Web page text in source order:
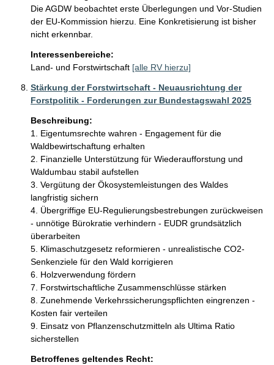
Die AGDW beobachtet erste Überlegungen und Vor-Studien
der EU-Kommission hierzu. Eine Konkretisierung ist bisher
nicht erkennbar.
Interessenbereiche:
Land- und Forstwirtschaft [alle RV hierzu]
Stärkung der Forstwirtschaft - Neuausrichtung der
Forstpolitik - Forderungen zur Bundestagswahl 2025
Beschreibung:
1. Eigentumsrechte wahren - Engagement für die
Waldbewirtschaftung erhalten
2. Finanzielle Unterstützung für Wiederaufforstung und
Waldumbau stabil aufstellen
3. Vergütung der Ökosystemleistungen des Waldes
langfristig sichern
4. Übergriffige EU-Regulierungsbestrebungen zurückweisen
- unnötige Bürokratie verhindern - EUDR grundsätzlich
überarbeiten
5. Klimaschutzgesetz reformieren - unrealistische CO2-
Senkenziele für den Wald korrigieren
6. Holzverwendung fördern
7. Forstwirtschaftliche Zusammenschlüsse stärken
8. Zunehmende Verkehrssicherungspflichten eingrenzen -
Kosten fair verteilen
9. Einsatz von Pflanzenschutzmitteln als Ultima Ratio
sicherstellen
Betroffenes geltendes Recht: